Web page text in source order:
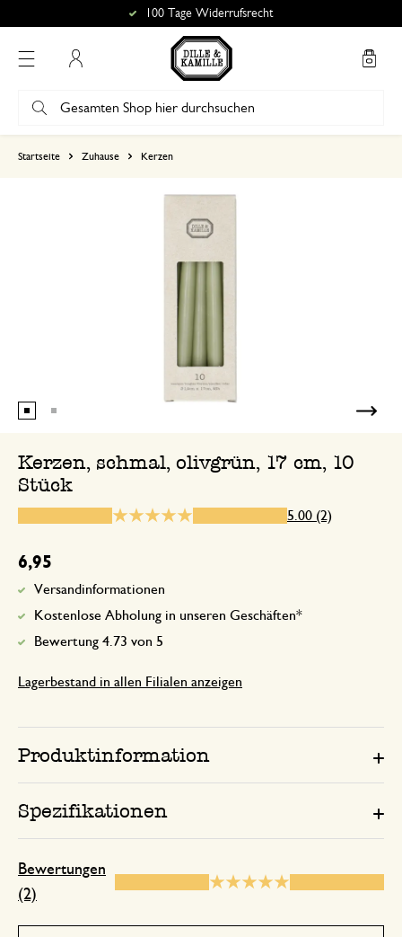
100 Tage Widerrufsrecht
Startseite Zuhause Kerzen
Kerzen, schmal, olivgrün, 17 cm, 10
Stück
5.00 (2)
6,95
Versandinformationen
Kostenlose Abholung in unseren Geschäften*
Bewertung 4.73 von 5
Lagerbestand in allen Filialen anzeigen
Produktinformation
Spezifikationen
Bewertungen
(2)
14. Dezember 2024
Nur Bewertung, ohne Kommentar
Nur Bewertung, ohne Kommentar